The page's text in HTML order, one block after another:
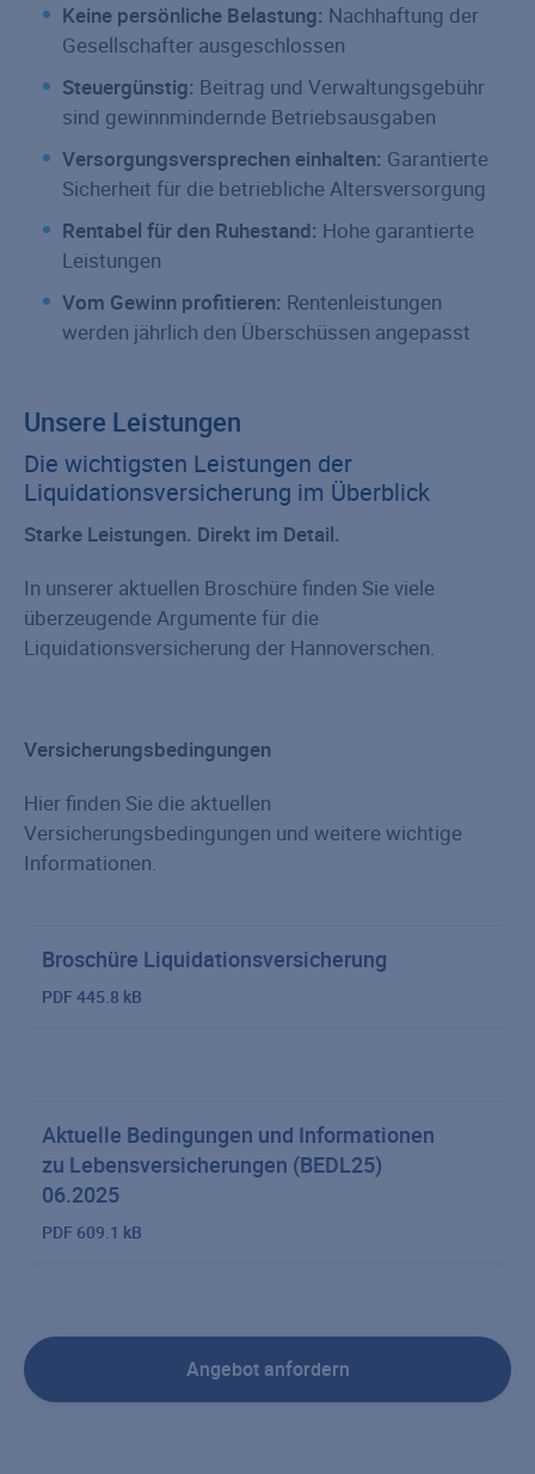
Keine persönliche Belastung: Nachhaftung der
Gesellschafter ausgeschlossen
Steuergünstig: Beitrag und Verwaltungsgebühr
sind gewinnmindernde Betriebsausgaben
Versorgungsversprechen einhalten: Garantierte
Sicherheit für die betriebliche Altersversorgung
Rentabel für den Ruhestand: Hohe garantierte
Leistungen
Vom Gewinn profitieren: Rentenleistungen
werden jährlich den Überschüssen angepasst
Unsere Leistungen
Die wichtigsten Leistungen der
Liquidationsversicherung im Überblick
Starke Leistungen. Direkt im Detail.
In unserer aktuellen Broschüre finden Sie viele
überzeugende Argumente für die
Liquidationsversicherung der Hannoverschen.
Versicherungsbedingungen
Hier finden Sie die aktuellen
Versicherungsbedingungen und weitere wichtige
Informationen.
Broschüre Liquidationsversicherung
PDF 445.8 kB
Aktuelle Bedingungen und Informationen
zu Lebensversicherungen (BEDL25)
06.2025
PDF 609.1 kB
Angebot anfordern